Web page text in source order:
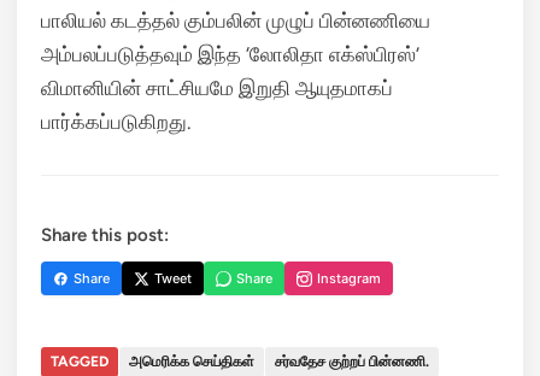
பாலியல் கடத்தல் கும்பலின் முழுப் பின்னணியை
அம்பலப்படுத்தவும் இந்த ‘லோலிதா எக்ஸ்பிரஸ்’
விமானியின் சாட்சியமே இறுதி ஆயுதமாகப்
பார்க்கப்படுகிறது.
Share this post:
Share Tweet Share Instagram
TAGGED அமெரிக்க செய்திகள்
சர்வதேச குற்றப் பின்னணி.